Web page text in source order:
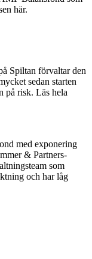
här.
Spiltan förvaltar den
sedan starten
på risk. Läs hela
med exponering
& Partners-
som
och har låg